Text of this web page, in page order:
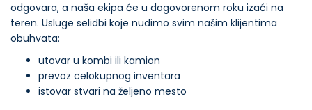
odgovara, a naša ekipa će u dogovorenom roku izaći na
teren. Usluge selidbi koje nudimo svim našim klijentima
obuhvata:
utovar u kombi ili kamion
prevoz celokupnog inventara
istovar stvari na željeno mesto